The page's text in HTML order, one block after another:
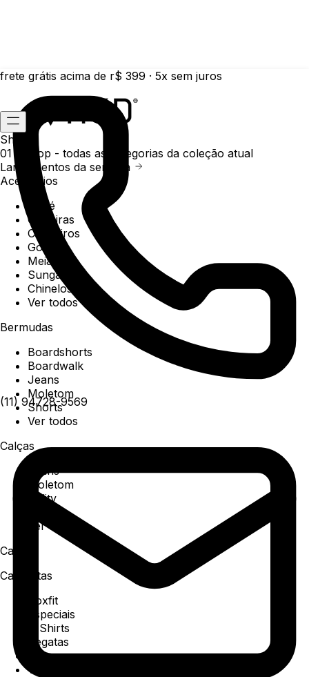
frete grátis acima de r$ 399 · 5x sem juros
(11) 94728-9569
Shop
01 /
Shop - todas as categorias da coleção atual
Lançamentos da semana
Acessórios
Boné
Carteiras
Chaveiros
Gorros
Meias
Sunga
Chinelos
Ver todos
Bermudas
Boardshorts
Boardwalk
Jeans
Moletom
Shorts
Ver todos
Calças
Jeans
Moletom
Utility
Ver todos
Camisa
Camisetas
Boxfit
Especiais
T-Shirts
Regatas
Polo
Ver todos